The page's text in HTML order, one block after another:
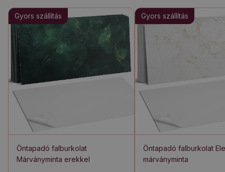
Gyors szállítás
Öntapadó falburkolat
Márványminta erekkel
Gyors szállítás
Öntapadó falburkolat
márványminta